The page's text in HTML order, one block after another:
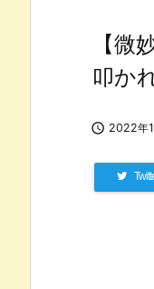
【
叩か
 2022年